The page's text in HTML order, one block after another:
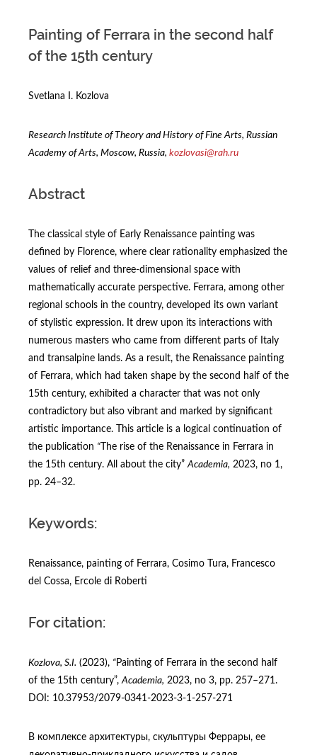
Painting of Ferrara in the second half
of the 15th century
Svetlana I. Kozlova
Research Institute of Theory and History of Fine Arts, Russian
Academy of Arts, Moscow, Russia, kozlovasi@rah.ru
Abstract
The classical style of Early Renaissance painting was
defined by Florence, where clear rationality emphasized the
values of relief and three-dimensional space with
mathematically accurate perspective. Ferrara, among other
regional schools in the country, developed its own variant
of stylistic expression. It drew upon its interactions with
numerous masters who came from different parts of Italy
and transalpine lands. As a result, the Renaissance painting
of Ferrara, which had taken shape by the second half of the
15th century, exhibited a character that was not only
contradictory but also vibrant and marked by significant
artistic importance. This article is a logical continuation of
the publication “ The rise of the Renaissance in Ferrara in
the 15th century. All about the city”Academia, 2023, no 1,
рр. 24–32.
Keywords:
Renaissance, painting of Ferrara, Cosimo Tura, Francesco
del Cossa, Ercole di Roberti
For citation:
Kozlova, S.I. (2023), “Painting of Ferrara in the second half
of the 15th century”,Academia, 2023, no 3, рр. 257–271.
DOI: 10.37953/2079-0341-2023-3-1-257-271
В комплексе архитектуры, скульптуры Феррары, ее